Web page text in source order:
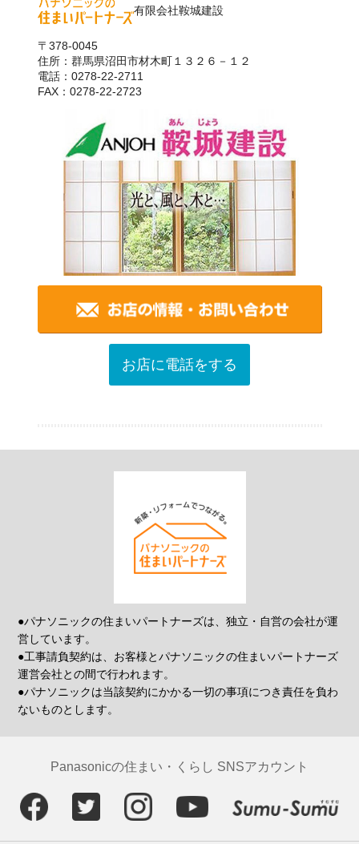
有限会社鞍城建設
〒378-0045
住所：群馬県沼田市材木町１３２６－１２
電話：0278-22-2711
FAX：0278-22-2723
お店に電話をする
●パナソニックの住まいパートナーズは、独立・自営の会社が運
営しています。
●工事請負契約は、お客様とパナソニックの住まいパートナーズ
運営会社との間で行われます。
●パナソニックは当該契約にかかる一切の事項につき責任を負わ
ないものとします。
Panasonicの住まい・くらし SNSアカウント